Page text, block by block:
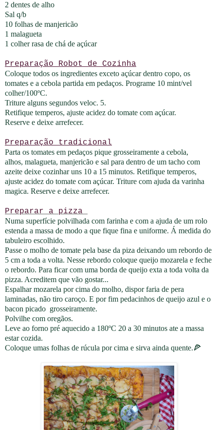
2 dentes de alho
Sal q/b
10 folhas de manjericão
1 malagueta
1 colher rasa de chá de açúcar
Preparação Robot de Cozinha
Coloque todos os ingredientes exceto açúcar dentro copo, os
tomates e a cebola partida em pedaços. Programe 10 mint/vel
colher/100ºC.
Triture alguns segundos veloc. 5.
Retifique temperos, ajuste acidez do tomate com açúcar.
Reserve e deixe arrefecer.
Preparação tradicional
Parta os tomates em pedaços pique grosseiramente a cebola,
alhos, malagueta, manjericão e sal para dentro de um tacho com
azeite deixe cozinhar uns 10 a 15 minutos. Retifique temperos,
ajuste acidez do tomate com açúcar. Triture com ajuda da varinha
magica. Reserve e deixe arrefecer.
Preparar a pizza
Numa superfície polvilhada com farinha e com a ajuda de um rolo
estenda a massa de modo a que fique fina e uniforme. Á medida do
tabuleiro escolhido.
Passe o molho de tomate pela base da piza deixando um rebordo de
5 cm a toda a volta. Nesse rebordo coloque queijo mozarela e feche
o rebordo. Para ficar com uma borda de queijo exta a toda volta da
pizza. Acreditem que vão gostar...
Espalhar mozarela por cima do molho, dispor faria de pera
laminadas, não tiro caroço. E por fim pedacinhos de queijo azul e o
bacon picado grosseiramente.
Polvilhe com oregãos.
Leve ao forno pré aquecido a 180ºC 20 a 30 minutos ate a massa
estar cozida.
Coloque umas folhas de rúcula por cima e sirva ainda quente.🍕